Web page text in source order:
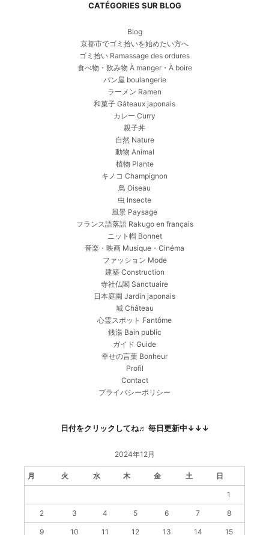
CATÉGORIES SUR BLOG
Blog
京都市でゴミ拾いを始めたい方へ
ゴミ拾い Ramassage des ordures
食べ物・飲み物 À manger・À boire
パン屋 boulangerie
ラーメン Ramen
和菓子 Gâteaux japonais
カレー Curry
親子丼
自然 Nature
動物 Animal
植物 Plante
キノコ Champignon
鳥 Oiseau
虫 Insecte
風景 Paysage
フランス語落語 Rakugo en français
ニット帽 Bonnet
音楽・映画 Musique・Cinéma
ファッション Mode
建築 Construction
寺社仏閣 Sanctuaire
日本庭園 Jardin japonais
城 Château
心霊スポット Fantôme
銭湯 Bain public
ガイド Guide
幸せの言葉 Bonheur
Profil
Contact
プライバシーポリシー
日付をクリックしてね♬ 毎日更新中↓↓↓
2024年12月
月 火 水 木 金 土 日
1
2 3 4 5 6 7 8
9 10 11 12 13 14 15